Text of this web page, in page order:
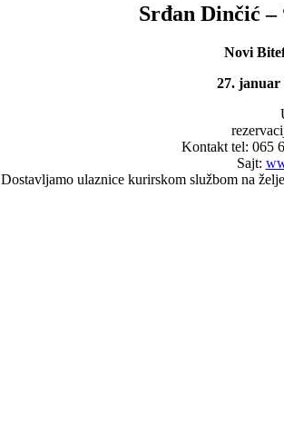
Srđan Dinčić
Novi
27. januar
Kontakt tel: 065
Sajt:
Dostavljamo ulaznice kurirskom službom na